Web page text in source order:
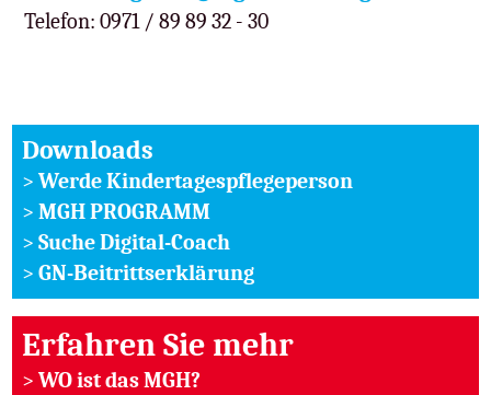
Telefon: 0971 / 89 89 32 - 30
Downloads
> Werde Kindertagespflegeperson
> MGH PROGRAMM
> Suche Digital-Coach
> GN-Beitrittserklärung
Erfahren Sie mehr
> WO ist das MGH?